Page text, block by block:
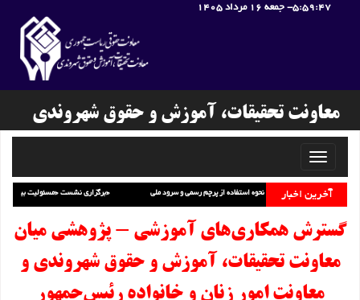
5:59:48- جمعه 16 مرداد 1405
معاونت تحقیقات، آموزش و حقوق شهروندی
Toggle
آخرین اخبار برگزاری نشست «مسئولیت بین المللی ناشی از جنگ رمضان» تصویب آیین‌نامه نحوه استفاده از پرچم رسمی و سرود ملی
گسترش همکاری‌های آموزشی - پژوهشی میان
معاونت تحقیقات، آموزش و حقوق شهروندی و
معاونت امور زنان و خانواده رئیس‌جمهور